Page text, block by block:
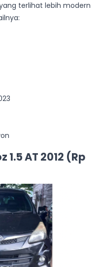
terlihat lebih modern
AT 2012 (Rp